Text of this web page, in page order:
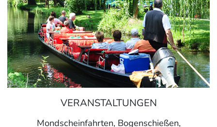
VERANSTALTUNGEN
Mondscheinfahrten, Bogenschießen,